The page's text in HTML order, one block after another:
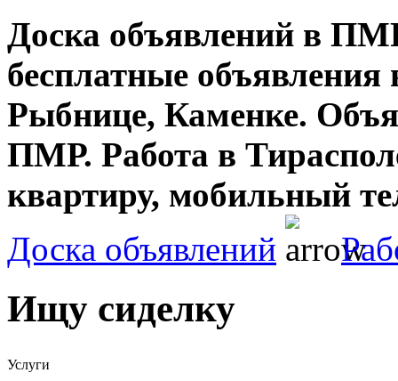
Доска объявлений в
бесплатные объявления
Рыбнице, Каменке.
ПМР. Работа в
квартиру, мобильный
Доска объявлений
Ищу сиделку
Услуги